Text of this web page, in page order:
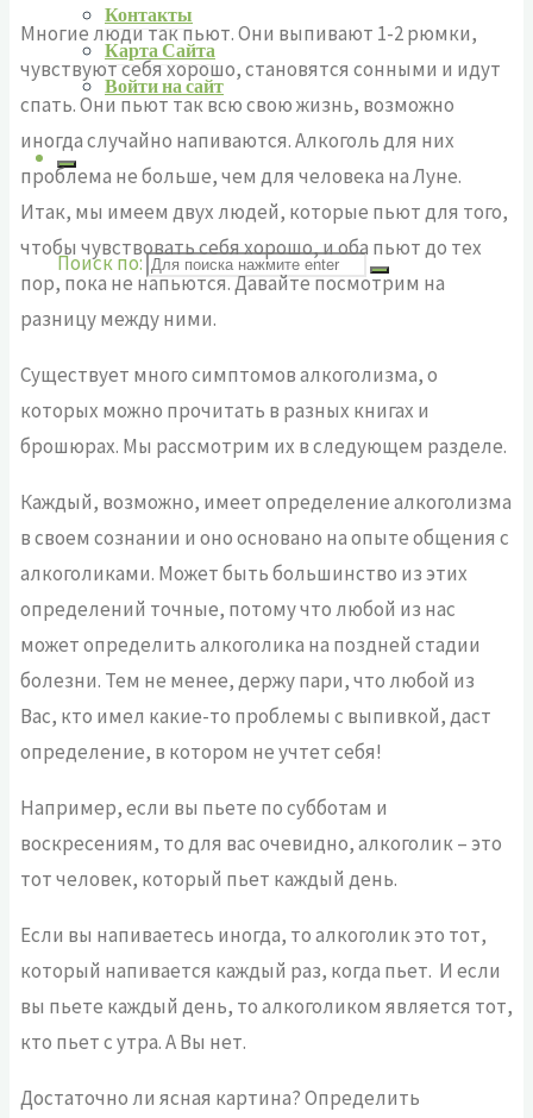
Контакты
Карта Сайта
Войти на сайт
Поиск по:
Многие люди так пьют. Они выпивают 1-2 рюмки,
чувствуют себя хорошо, становятся сонными и идут
спать. Они пьют так всю свою жизнь, возможно
иногда случайно напиваются. Алкоголь для них
проблема не больше, чем для человека на Луне.
Итак, мы имеем двух людей, которые пьют для того,
чтобы чувствовать себя хорошо, и оба пьют до тех
пор, пока не напьются. Давайте посмотрим на
разницу между ними.
Существует много симптомов алкоголизма, о
которых можно прочитать в разных книгах и
брошюрах. Мы рассмотрим их в следующем разделе.
Каждый, возможно, имеет определение алкоголизма
в своем сознании и оно основано на опыте общения с
алкоголиками. Может быть большинство из этих
определений точные, потому что любой из нас
может определить алкоголика на поздней стадии
болезни. Тем не менее, держу пари, что любой из
Вас, кто имел какие-то проблемы с выпивкой, даст
определение, в котором не учтет себя!
Например, если вы пьете по субботам и
воскресениям, то для вас очевидно, алкоголик – это
тот человек, который пьет каждый день.
Если вы напиваетесь иногда, то алкоголик это тот,
который напивается каждый раз, когда пьет. И если
вы пьете каждый день, то алкоголиком является тот,
кто пьет с утра. А Вы нет.
Достаточно ли ясная картина? Определить